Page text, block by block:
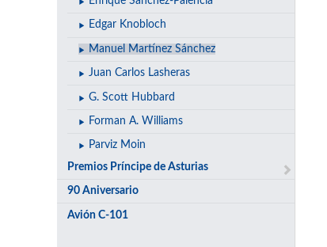
Edgar Knobloch
Manuel Martínez Sánchez
Juan Carlos Lasheras
G. Scott Hubbard
Forman A. Williams
Parviz Moin
Premios Príncipe de Asturias
90 Aniversario
Avión C-101